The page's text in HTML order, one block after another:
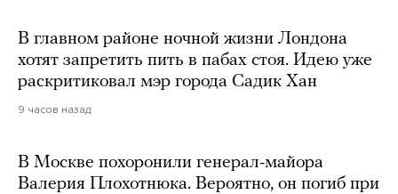
В главном районе ночной жизни Лондона
хотят запретить пить в пабах стоя. Идею уже
раскритиковал мэр города Садик Хан
9 часов назад
В Москве похоронили генерал-майора
Валерия Плохотнюка. Вероятно, он погиб при